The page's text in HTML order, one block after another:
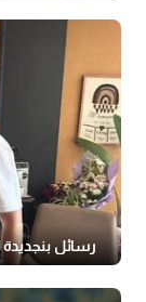
رسائل بنجديدة